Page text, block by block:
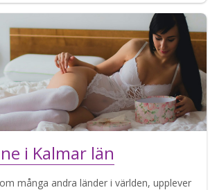
i Kalmar län
många andra länder i världen, upplever